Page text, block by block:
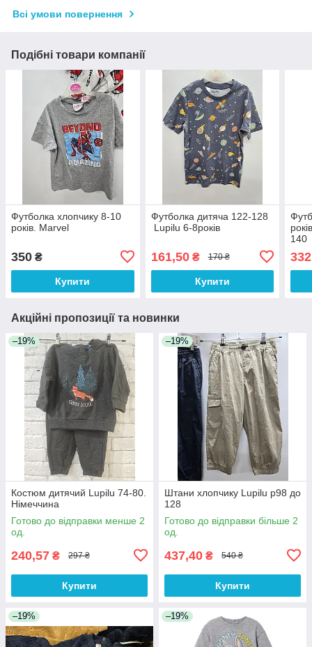
Всі умови повернення
Подібні товари компанії
Футболка хлопчику 8-10
років. Marvel
350 ₴
Купити
Футболка дитяча 122-128
Lupilu 6-8років
161,50₴ 170 ₴
Купити
140
Акційні пропозиції та новинки
–19%
Костюм дитячий Lupilu 74-80.
Німеччина
Готово до відправки менше 2
од.
240,57 ₴ 297 ₴
Купити
–19%
Штани хлопчику Lupilu р98 до
128
Готово до відправки більше 2
од.
437,40 ₴ 540 ₴
Купити
–19% –19%